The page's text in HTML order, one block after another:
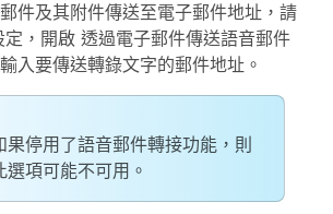
件及其附件傳送至電子郵件地址，請
定 ，開啟 透過電子郵件傳送語音郵件
輸入要傳送轉錄文字的郵件地址。
果停用了語音郵件轉接功能，則
選項可能不可用。